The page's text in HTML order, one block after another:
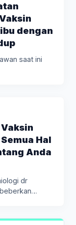
dengan
saat ini
Hal
Anda
dr